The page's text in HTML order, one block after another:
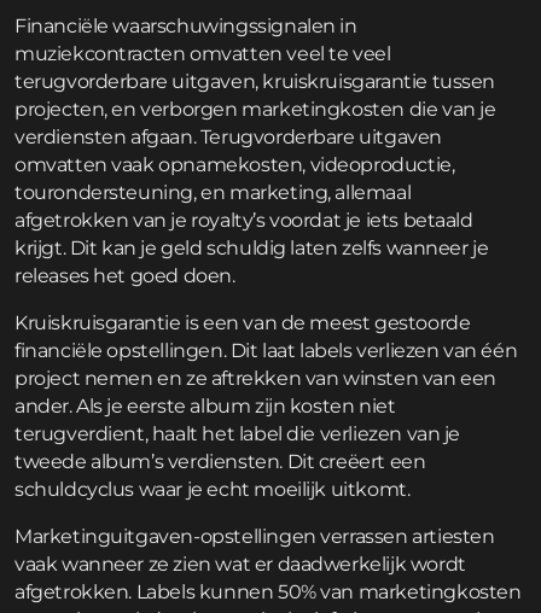
Financiële waarschuwingssignalen in
muziekcontracten omvatten veel te veel
terugvorderbare uitgaven, kruiskruisgarantie tussen
projecten, en verborgen marketingkosten die van je
verdiensten afgaan. Terugvorderbare uitgaven
omvatten vaak opnamekosten, videoproductie,
tourondersteuning, en marketing, allemaal
afgetrokken van je royalty’s voordat je iets betaald
krijgt. Dit kan je geld schuldig laten zelfs wanneer je
releases het goed doen.
Kruiskruisgarantie is een van de meest gestoorde
financiële opstellingen. Dit laat labels verliezen van één
project nemen en ze aftrekken van winsten van een
ander. Als je eerste album zijn kosten niet
terugverdient, haalt het label die verliezen van je
tweede album’s verdiensten. Dit creëert een
schuldcyclus waar je echt moeilijk uitkomt.
Marketinguitgaven-opstellingen verrassen artiesten
vaak wanneer ze zien wat er daadwerkelijk wordt
afgetrokken. Labels kunnen 50% van marketingkosten